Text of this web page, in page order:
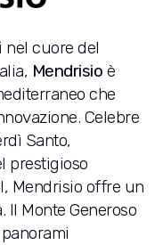
nel cuore del
Mendrisio è
che
Celebre
Santo,
prestigioso
Mendrisio offre un
Monte Generoso